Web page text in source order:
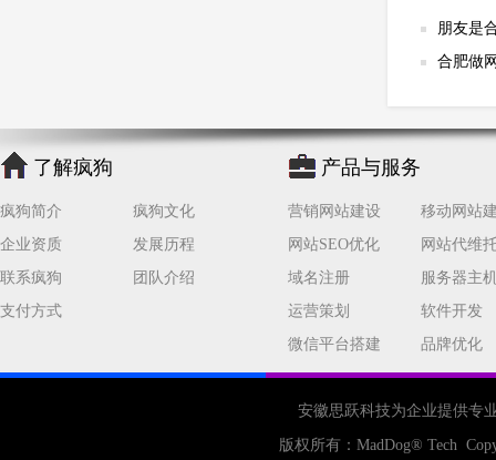
朋友是
呀？
合肥做
了解疯狗
疯狗简介
疯狗文化
企业资质
发展历程
联系疯狗
团队介绍
支付方式
产品与服务
营销网站建设
移动网站
网站SEO优化
网站代维
域名注册
服务器主
运营策划
软件开发
微信平台搭建
品牌优化
安徽思跃科技为企业提供专
版权所有： MadDog® Tech